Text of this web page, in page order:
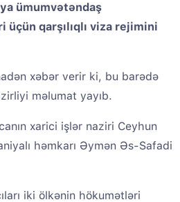
ümumvətəndaş
üçün qarşılıqlı viza rejimini
xəbər verir ki, bu barədə
məlumat yayıb.
xarici işlər naziri Ceyhun
həmkarı Əymən Əs-Safadi
iki ölkənin hökumətləri